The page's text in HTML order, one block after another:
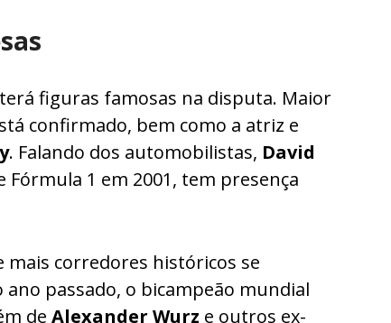
figuras famosas na disputa. Maior
confirmado, bem como a atriz e
. Falando dos automobilistas, David
Fórmula 1 em 2001, tem presença
mais corredores históricos se
passado, o bicampeão mundial
de Alexander Wurz e outros ex-